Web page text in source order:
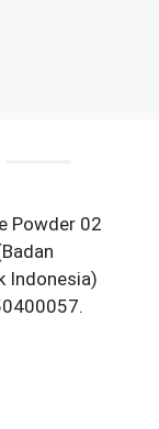
Powder 02
Indonesia)